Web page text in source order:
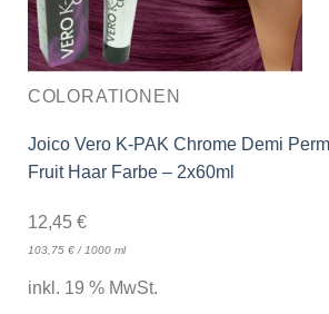
COLORATIONEN
Joico Vero K-PAK Chrome Demi
Fruit Haar Farbe – 2x60ml
12,45 €
103,75 €/1000 ml
inkl. 19 % MwSt.